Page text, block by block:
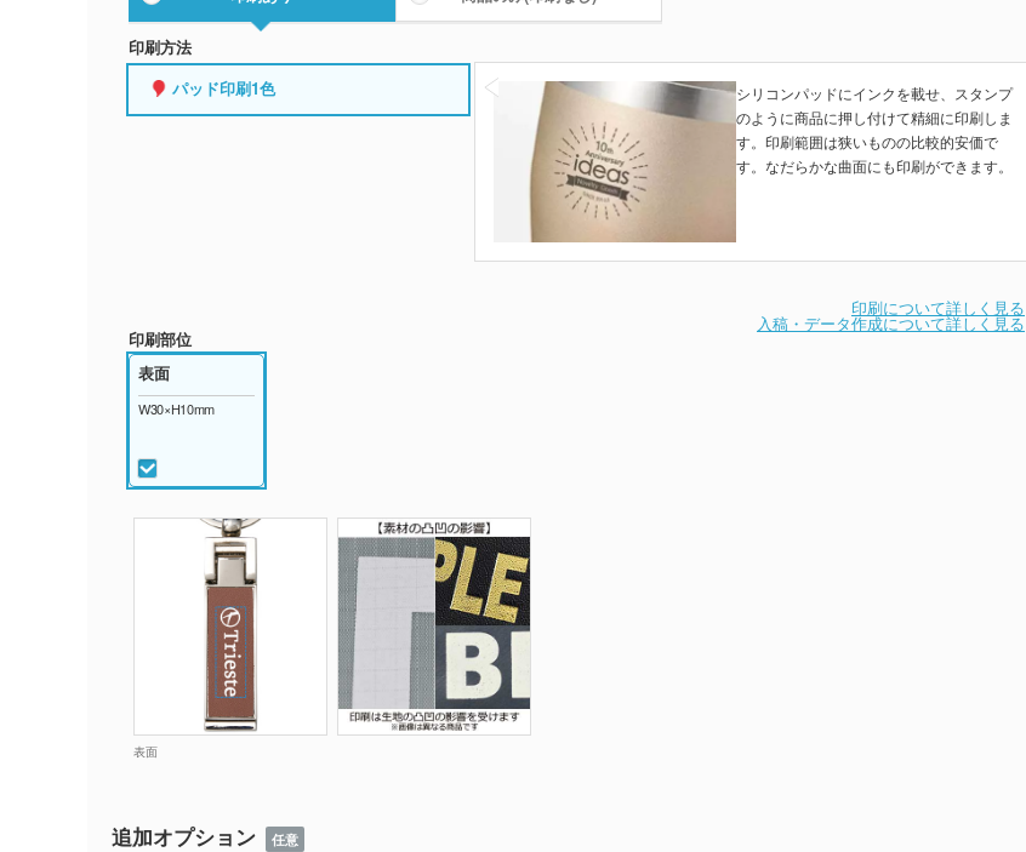
印刷方法
パッド印刷1色
シリコンパッドにインクを載せ、スタンプ
のように商品に押し付けて精細に印刷しま
す。印刷範囲は狭いものの比較的安価で
す。なだらかな曲面にも印刷ができます。
印刷について詳しく見る
入稿・データ作成について詳しく見る
印刷部位
表面
W30×H10mm
表面
追加オプション 任意